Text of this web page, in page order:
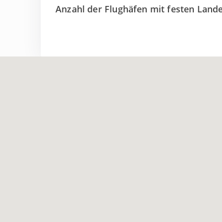
Anzahl der Flughäfen mit festen